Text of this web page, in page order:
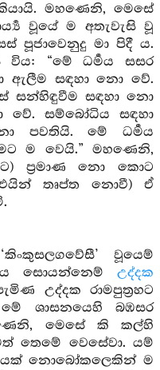
මහණෙනි, මෙසේ
වූයේ ම අතැවැසි වූ
පූජාවෙනුදු මා පිදී ය.
“මේ ධර්‍මය සසර
ඇලීම සඳහා නො වේ.
සන්හිඳුවීම සඳහා නො
වේ. සම්බෝධිය සඳහා
පවතියි. මේ ධර්‍මය
ම වෙයි.” මහණෙනි,
ප්‍රමාණ නො කොට
තෘප්ත නොවී) ඒ
වූයෙම්
සොයන්නෙම් උද්දක
උද්දක රාමපුත්‍රහට
ශාසනයෙහි බඹසර
මෙසේ කි කල්හි
තෙමේ වෙසේවා. යම්
නොබෝකලෙකින් ම